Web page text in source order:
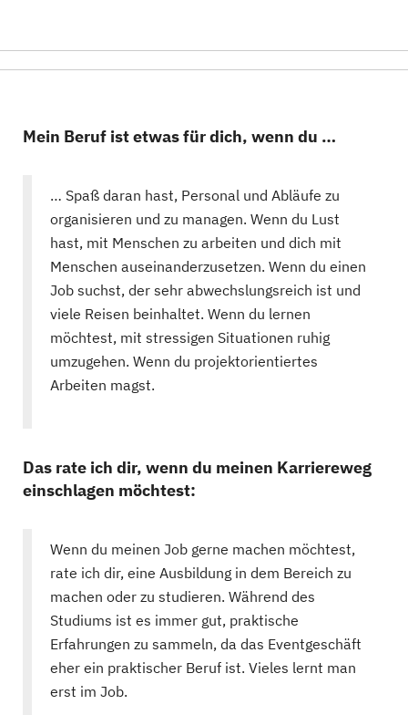
Mein Beruf ist etwas für dich, wenn du …
… Spaß daran hast, Personal und Abläufe zu
organisieren und zu managen. Wenn du Lust
hast, mit Menschen zu arbeiten und dich mit
Menschen auseinanderzusetzen. Wenn du einen
Job suchst, der sehr abwechslungsreich ist und
viele Reisen beinhaltet. Wenn du lernen
möchtest, mit stressigen Situationen ruhig
umzugehen. Wenn du projektorientiertes
Arbeiten magst.
Das rate ich dir, wenn du meinen Karriereweg
einschlagen möchtest:
Wenn du meinen Job gerne machen möchtest,
rate ich dir, eine Ausbildung in dem Bereich zu
machen oder zu studieren. Während des
Studiums ist es immer gut, praktische
Erfahrungen zu sammeln, da das Eventgeschäft
eher ein praktischer Beruf ist. Vieles lernt man
erst im Job.